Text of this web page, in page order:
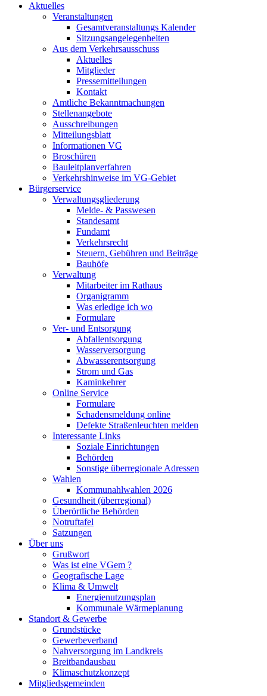
Aktuelles
Veranstaltungen
Gesamtveranstaltungs Kalender
Sitzungsangelegenheiten
Aus dem Verkehrsausschuss
Aktuelles
Mitglieder
Pressemitteilungen
Kontakt
Amtliche Bekanntmachungen
Stellenangebote
Ausschreibungen
Mitteilungsblatt
Informationen VG
Broschüren
Bauleitplanverfahren
Verkehrshinweise im VG-Gebiet
Bürgerservice
Verwaltungsgliederung
Melde- & Passwesen
Standesamt
Fundamt
Verkehrsrecht
Steuern, Gebühren und Beiträge
Bauhöfe
Verwaltung
Mitarbeiter im Rathaus
Organigramm
Was erledige ich wo
Formulare
Ver- und Entsorgung
Abfallentsorgung
Wasserversorgung
Abwasserentsorgung
Strom und Gas
Kaminkehrer
Online Service
Formulare
Schadensmeldung online
Defekte Straßenleuchten melden
Interessante Links
Soziale Einrichtungen
Behörden
Sonstige überregionale Adressen
Wahlen
Kommunahlwahlen 2026
Gesundheit (überregional)
Überörtliche Behörden
Notruftafel
Satzungen
Über uns
Grußwort
Was ist eine VGem ?
Geografische Lage
Klima & Umwelt
Energienutzungsplan
Kommunale Wärmeplanung
Standort & Gewerbe
Grundstücke
Gewerbeverband
Nahversorgung im Landkreis
Breitbandausbau
Klimaschutzkonzept
Mitgliedsgemeinden